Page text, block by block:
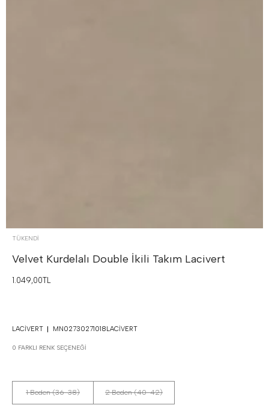
TÜKENDI
Velvet Kurdelalı Double İkili Takım Lacivert
1.049,00TL
LACIVERT MN02730271018LACIVERT
0 FARKLI RENK SEÇENEĞI
1 Beden (36-38) 2 Beden (40-42)